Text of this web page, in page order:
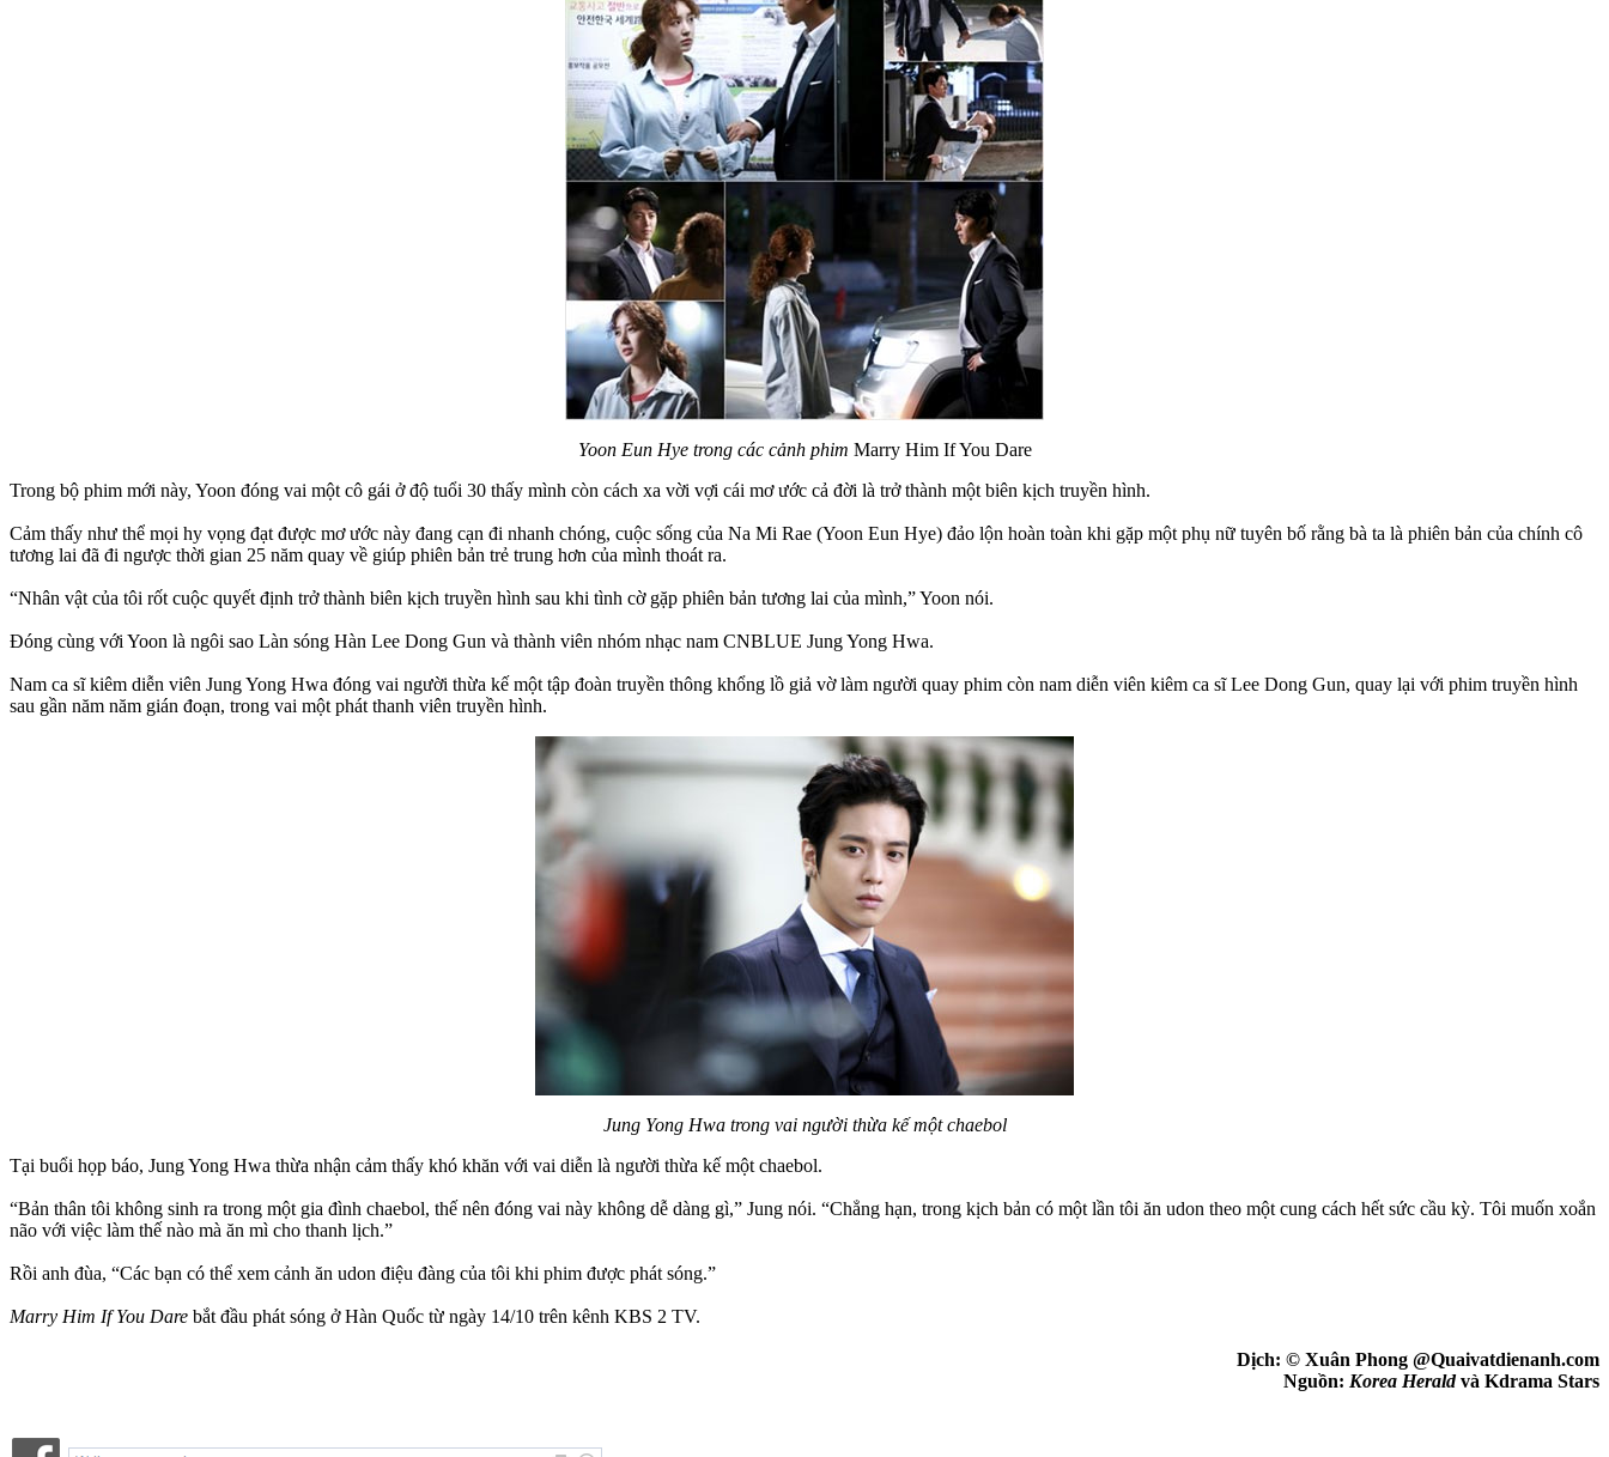
Yoon Eun Hye trong các cảnh phim Marry Him If You Dare
Trong bộ phim mới này, Yoon đóng vai một cô gái ở độ tuổi 30 thấy mình còn cách xa vời vợi cái mơ ước cả đời là trở thành một biên kịch truyền hình.
Cảm thấy như thể mọi hy vọng đạt được mơ ước này đang cạn đi nhanh chóng, cuộc sống của Na Mi Rae (Yoon Eun Hye) đảo lộn hoàn toàn khi gặp một phụ nữ tuyên bố rằng bà ta là phiên bản của chính cô
tương lai đã đi ngược thời gian 25 năm quay về giúp phiên bản trẻ trung hơn của mình thoát ra.
“Nhân vật của tôi rốt cuộc quyết định trở thành biên kịch truyền hình sau khi tình cờ gặp phiên bản tương lai của mình,” Yoon nói.
Đóng cùng với Yoon là ngôi sao Làn sóng Hàn Lee Dong Gun và thành viên nhóm nhạc nam CNBLUE Jung Yong Hwa.
Nam ca sĩ kiêm diễn viên Jung Yong Hwa đóng vai người thừa kế một tập đoàn truyền thông khổng lồ giả vờ làm người quay phim còn nam diễn viên kiêm ca sĩ Lee Dong Gun, quay lại với phim truyền hình
sau gần năm năm gián đoạn, trong vai một phát thanh viên truyền hình.
Jung Yong Hwa trong vai người thừa kế một chaebol
Tại buổi họp báo, Jung Yong Hwa thừa nhận cảm thấy khó khăn với vai diễn là người thừa kế một chaebol.
“Bản thân tôi không sinh ra trong một gia đình chaebol, thế nên đóng vai này không dễ dàng gì,” Jung nói. “Chẳng hạn, trong kịch bản có một lần tôi ăn udon theo một cung cách hết sức cầu kỳ. Tôi muốn xoắn
não với việc làm thế nào mà ăn mì cho thanh lịch.”
Rồi anh đùa, “Các bạn có thể xem cảnh ăn udon điệu đàng của tôi khi phim được phát sóng.”
Marry Him If You Dare bắt đầu phát sóng ở Hàn Quốc từ ngày 14/10 trên kênh KBS 2 TV.
Dịch: © Xuân Phong @Quaivatdienanh.com
Nguồn: Korea Heraldvà Kdrama Stars